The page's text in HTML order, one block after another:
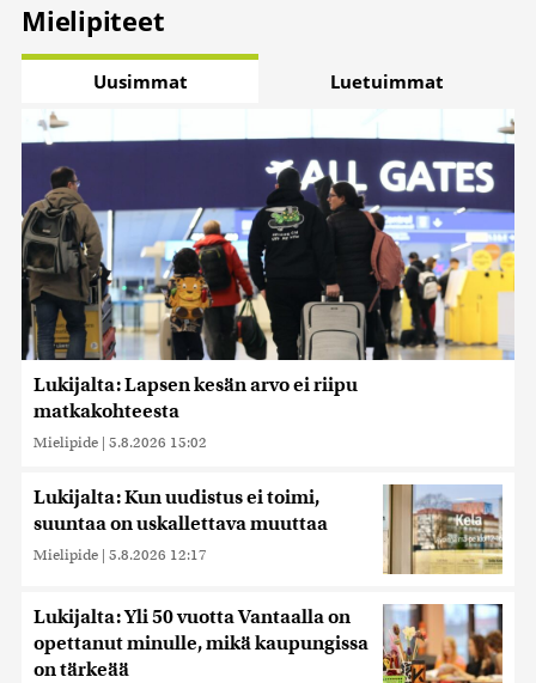
Mielipiteet
Uusimmat Luetuimmat
Lukijalta: Lapsen kesän arvo ei riipu
matkakohteesta
Mielipide | 5.8.2026 15:02
Lukijalta: Kun uudistus ei toimi,
suuntaa on uskallettava muuttaa
Mielipide | 5.8.2026 12:17
Lukijalta: Yli 50 vuotta Vantaalla on
opettanut minulle, mikä kaupungissa
on tärkeää